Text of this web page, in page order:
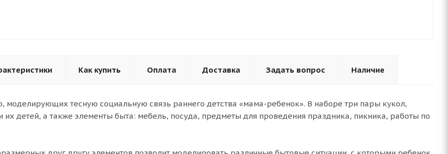
Как купить Оплата Доставка Задать вопрос Наличие
моделирующих тесную социальную связь раннего детства «мама-ребенок». В наборе три пары кукол,
детей, а также элементы быта: мебель, посуда, предметы для проведения праздника, пикника, работы по